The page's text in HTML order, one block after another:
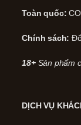
Toàn quốc:
Chính sách:
18+ Sản phẩm
DỊCH VỤ